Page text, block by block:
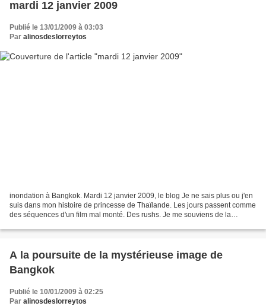
mardi 12 janvier 2009
Publié le 13/01/2009 à 03:03
Par alinosdeslorreytos
inondation à Bangkok. Mardi 12 janvier 2009, le blog Je ne sais plus ou j'en
suis dans mon histoire de princesse de Thaïlande. Les jours passent comme
des séquences d'un film mal monté. Des rushs. Je me souviens de la
A la poursuite de la mystérieuse image de
Bangkok
Publié le 10/01/2009 à 02:25
Par alinosdeslorreytos